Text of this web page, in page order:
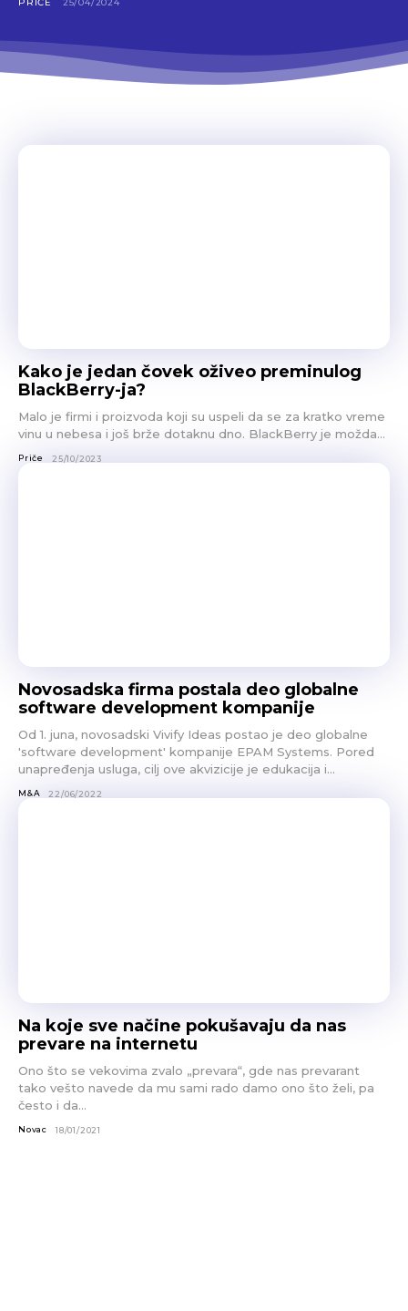
Kako je jedan čovek oživeo preminulog
BlackBerry-ja?
Malo je firmi i proizvoda koji su uspeli da se za kratko vreme
vinu u nebesa i još brže dotaknu dno. BlackBerry je možda...
Priče 25/10/2023
Novosadska firma postala deo globalne
software development kompanije
Od 1. juna, novosadski Vivify Ideas postao je deo globalne
'software development' kompanije EPAM Systems. Pored
unapređenja usluga, cilj ove akvizicije je edukacija i...
M&A 22/06/2022
Na koje sve načine pokušavaju da nas
prevare na internetu
Ono što se vekovima zvalo „prevara“, gde nas prevarant
tako vešto navede da mu sami rado damo ono što želi, pa
često i da...
Novac 18/01/2021